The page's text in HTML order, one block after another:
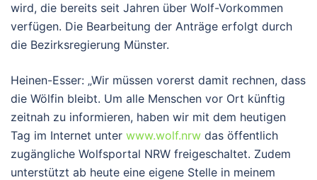
wird, die bereits seit Jahren über Wolf-Vorkommen
verfügen. Die Bearbeitung der Anträge erfolgt durch
die Bezirksregierung Münster.
Heinen-Esser: „Wir müssen vorerst damit rechnen, dass
die Wölfin bleibt. Um alle Menschen vor Ort künftig
zeitnah zu informieren, haben wir mit dem heutigen
Tag im Internet unter www.wolf.nrw das öffentlich
zugängliche Wolfsportal NRW freigeschaltet. Zudem
unterstützt ab heute eine eigene Stelle in meinem